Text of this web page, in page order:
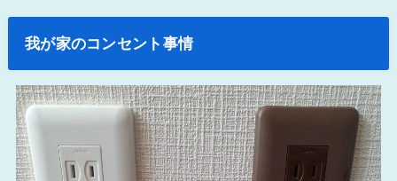
我が家のコンセント事情